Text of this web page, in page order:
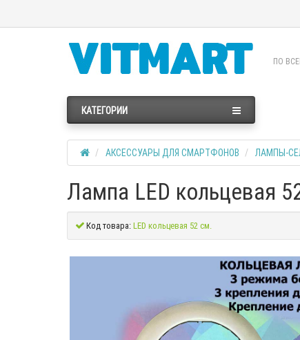
ПО
КАТЕГОРИИ
АКСЕССУАРЫ ДЛЯ СМАРТФОНОВ ЛАМПЫ-
Лампа LED кольцевая
Код товара:LED кольцевая 52 см.